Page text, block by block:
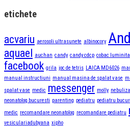
etichete
acvariu aerosoli ultrasunete albinocory
aquael auchan candy candy cdcp cobac luminita
facebook grila joc de tetris LAICA MD6026
manual instructiuni manual masina de spalat vase
spalat vase medic messenger molly
neonatolog bucuresti parenting pediatru pediatru
medic recomandare neonatolog recomandare pediatru
vesiculariadubyana xipho